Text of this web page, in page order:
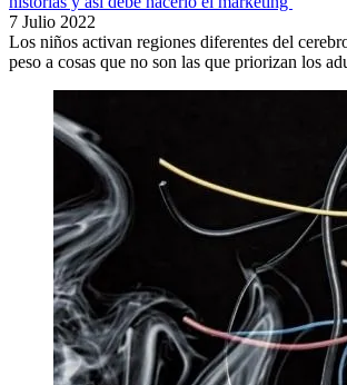
7 Julio 2022
Los niños activan regiones diferentes del
peso a cosas que no son las que priorizan los